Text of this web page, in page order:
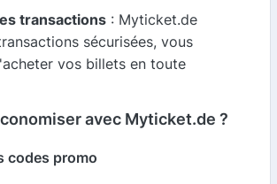
transactions : Myticket.de
sécurisées, vous
vos billets en toute
avec Myticket.de ?
codes promo